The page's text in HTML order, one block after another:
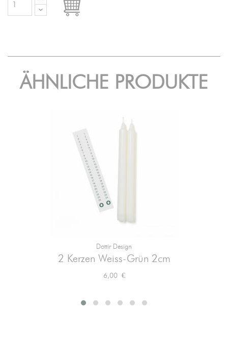

ÄHNLICHE PRODUKTE
Dottir Design
2 Kerzen Weiss-Grün 2cm
Preis
6,00 €